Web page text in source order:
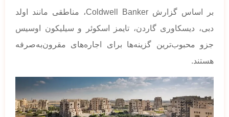
بر اساس گزارش Coldwell Banker، مناطقی مانند اولد
دبی، دیسکاوری گاردن، تایمز اسکوئر و سیلیکون اوسیس
جزو محبوب‌ترین گزینه‌ها برای اجاره‌های مقرون‌به‌صرفه
هستند.